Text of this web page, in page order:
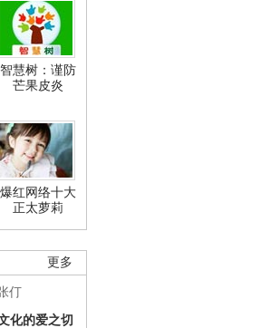
智慧树：谨防
芒果皮炎
爆红网络十大
正太萝莉
更多
仃
化的爱之切